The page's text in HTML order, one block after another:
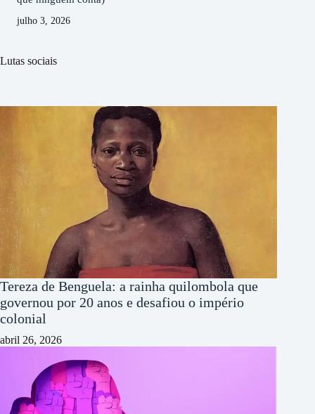
julho 3, 2026
Lutas sociais
Tereza de Benguela: a rainha quilombola que
governou por 20 anos e desafiou o império
colonial
abril 26, 2026